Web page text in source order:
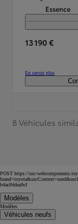
Essence
13 190 €
En savoir plus
8 Véhicules
POST https://usc-
b4ac84dea9cf
Modèles
Modèles
Véhicules neufs